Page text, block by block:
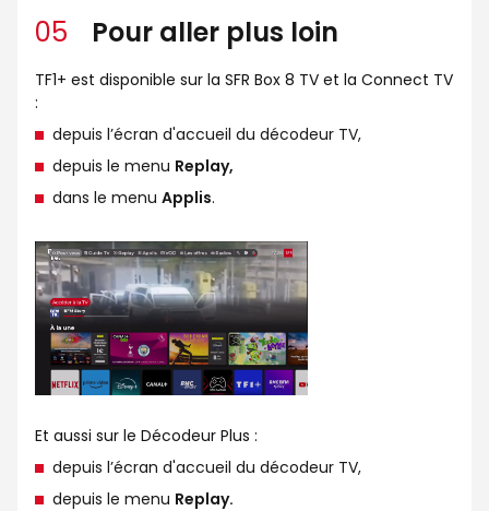
05 Pour aller plus loin
TF1+ est disponible sur la SFR Box 8 TV et la Connect TV
:
depuis l’écran d'accueil du décodeur TV,
depuis le menu Replay,
dans le menu Applis.
Et aussi sur le Décodeur Plus :
depuis l’écran d'accueil du décodeur TV,
depuis le menu Replay.